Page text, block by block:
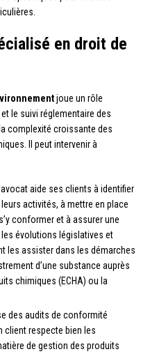
en droit de
joue un rôle
le suivi réglementaire des
complexité croissante des
Il peut intervenir à
aide ses clients à identifier
activités, à mettre en place
conformer et à assurer une
évolutions législatives et
les assister dans les démarches
d’une substance auprès
chimiques (ECHA) ou la
des audits de conformité
client respecte bien les
de gestion des produits